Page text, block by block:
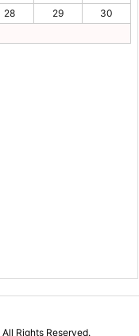
28 29
30
All Rights Reserved.